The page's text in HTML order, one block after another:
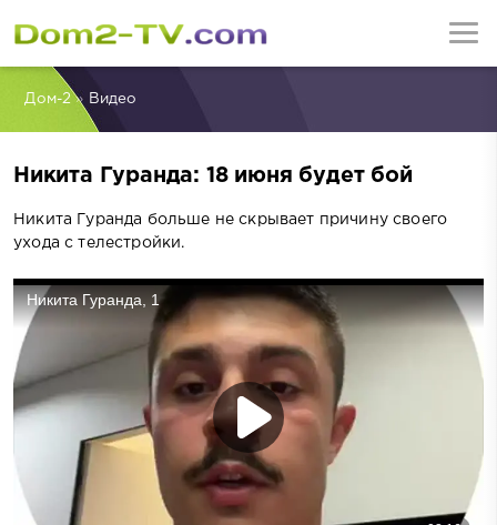
Дом-2» Видео
Никита Гуранда: 18 июня будет бой
Никита Гуранда больше не скрывает причину своего
ухода с телестройки.